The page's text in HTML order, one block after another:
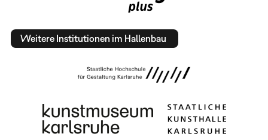
Weitere Institutionen im Hallenbau